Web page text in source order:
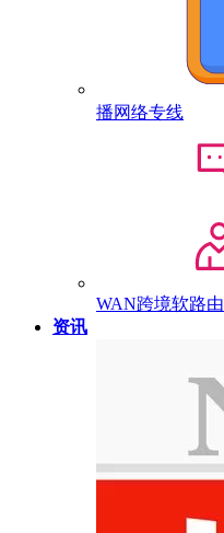
播网络专线
WAN跨境软路由
资讯